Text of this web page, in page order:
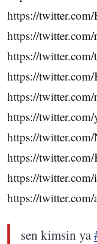
https://
https://
https://
https://
https://
https://
https://
https://
https://
https://
sen kimsin ya